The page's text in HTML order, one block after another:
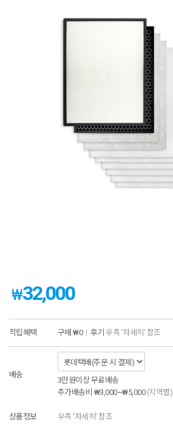
₩32,000
적립혜택 구매 ₩0 | 후기 우측 '자세히' 참조
배송
3만원이상 무료배송
추가배송비 ₩3,000~₩5,000 (지역별)
상품정보 우측 '자세히' 참조